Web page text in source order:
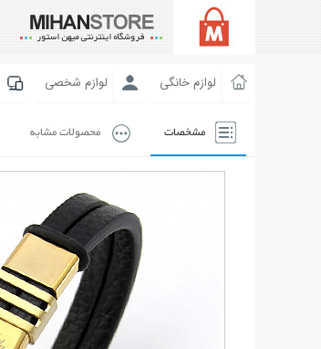
لوازم خانگی لوازم شخصی
مشخصات محصولات مشابه